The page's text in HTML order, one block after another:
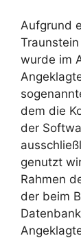
Aufgrund
wurde im
dem die
der
genutzt
Rahmen
der beim